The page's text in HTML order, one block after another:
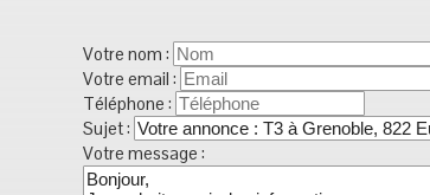
Votre nom :
Votre email :
Téléphone :
Sujet :
Votre message :